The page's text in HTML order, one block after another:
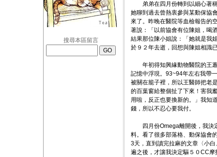
搜尋本區留言
弟弟在四月份轉到以細心著稱
她聊到過去曾熱衷參與某動保協
來了。昨晚在醫院等血檢報告的
著說：「以前協會有位陳姐，喝
結果那位陳小姐說：「她就是我
於９２年去逝，回想與陳姐相識
年初得知興緣動物醫院的王蕙
記憶中浮現。93~94年左右我帶
被關在籠子裡，所以王醫師把老
的百葉窗給整個扯了下來！害我
用啦，反正也要換新的。」我知
錢，所以不忍心要我付。
四月份Omega離開後，我決定
料。看了很多部落格、動保協會
3天，直到讀完拉麻的文章〈小
遍之後，才讓我決定驅５０CC